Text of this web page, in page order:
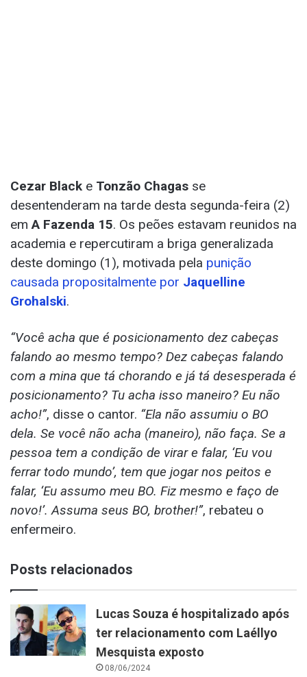
Cezar Black e Tonzão Chagas se
desentenderam na tarde desta segunda-feira (2)
em A Fazenda 15. Os peões estavam reunidos na
academia e repercutiram a briga generalizada
deste domingo (1), motivada pela punição
causada propositalmente por Jaquelline
Grohalski.
“Você acha que é posicionamento dez cabeças
falando ao mesmo tempo? Dez cabeças falando
com a mina que tá chorando e já tá desesperada é
posicionamento? Tu acha isso maneiro? Eu não
acho!”, disse o cantor. “Ela não assumiu o BO
dela. Se você não acha (maneiro), não faça. Se a
pessoa tem a condição de virar e falar, ‘Eu vou
ferrar todo mundo’, tem que jogar nos peitos e
falar, ‘Eu assumo meu BO. Fiz mesmo e faço de
novo!’. Assuma seus BO, brother!”, rebateu o
enfermeiro.
Posts relacionados
Lucas Souza é hospitalizado após
ter relacionamento com Laéllyo
Mesquista exposto
08/06/2024